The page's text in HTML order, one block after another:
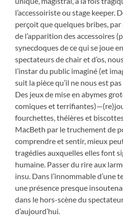
l’accessoiriste ou stage keeper.
perçoit que quelques bribes,
de l’apparition des accessoires
synecdoques de ce qui se joue
spectateurs de chair et d’os,
l’instar du public imaginé (et
suit la pièce qu’il ne nous est
Des jeux de mise en abymes
comiques et
fourchettes, théières et
MacBeth par le truchement de
comprendre et sentir, mieux
tragédies auxquelles elles font
humaine. Passer du rire aux
insu. Dans l’innommable d’une
une présence presque
dans le hors-scène du
d’aujourd’hui.